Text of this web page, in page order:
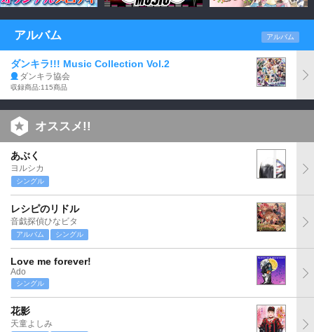
アルバム アルバム
ダンキラ!!! Music Collection Vol.2
ダンキラ協会
収録商品:115商品
オススメ!!
あぶく
ヨルシカ
シングル
レシピのリドル
音戯探偵ひなビタ
アルバム シングル
Love me forever!
Ado
シングル
花影
天童よしみ